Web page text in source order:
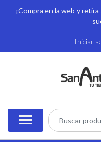
¡Compra en la web y
Iniciar